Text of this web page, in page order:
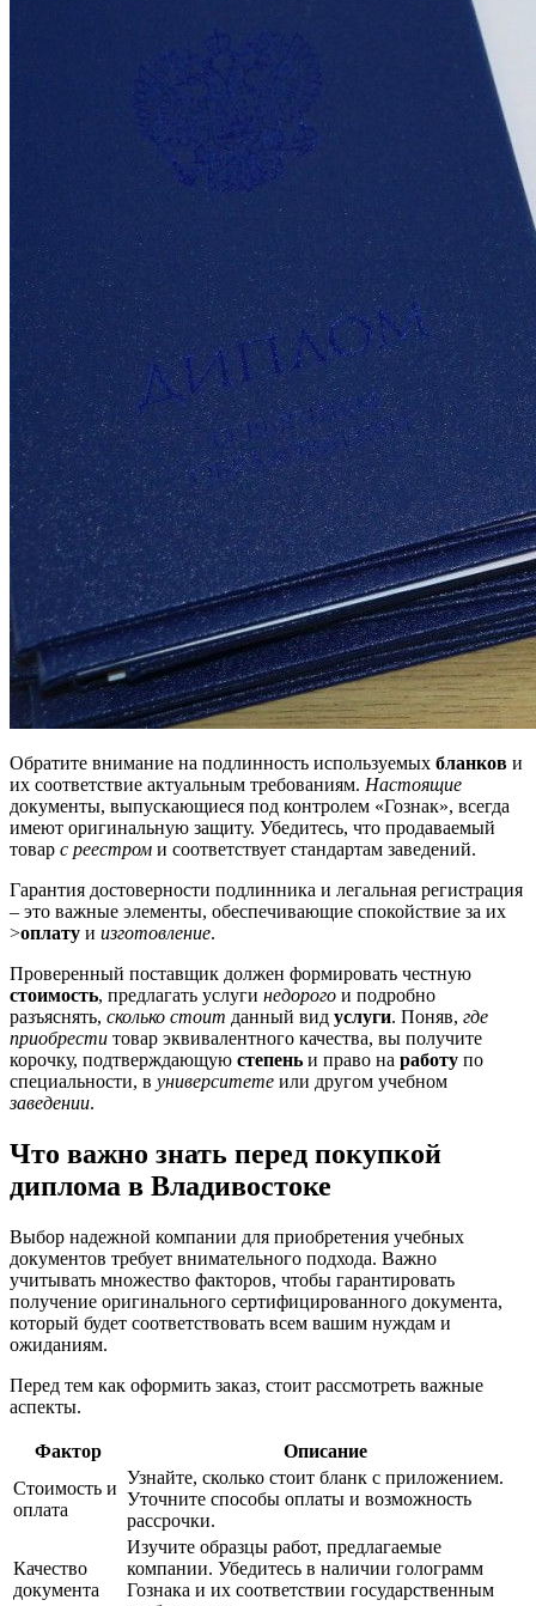
Обратите внимание на подлинность используемых бланков и
их соответствие актуальным требованиям. Настоящие
документы, выпускающиеся под контролем «Гознак», всегда
имеют оригинальную защиту. Убедитесь, что продаваемый
товар с реестром и соответствует стандартам заведений.
Гарантия достоверности подлинника и легальная регистрация
– это важные элементы, обеспечивающие спокойствие за их
>оплату и изготовление.
Проверенный поставщик должен формировать честную
стоимость, предлагать услуги недорого и подробно
разъяснять, сколько стоит данный вид услуги. Поняв, где
приобрести товар эквивалентного качества, вы получите
корочку, подтверждающую степень и право на работу по
специальности, в университете или другом учебном
заведении.
Что важно знать перед покупкой
диплома в Владивостоке
Выбор надежной компании для приобретения учебных
документов требует внимательного подхода. Важно
учитывать множество факторов, чтобы гарантировать
получение оригинального сертифицированного документа,
который будет соответствовать всем вашим нуждам и
ожиданиям.
Перед тем как оформить заказ, стоит рассмотреть важные
аспекты.
Фактор
Описание
Стоимость и
оплата
Узнайте, сколько стоит бланк с приложением.
Уточните способы оплаты и возможность
рассрочки.
Качество
документа
Изучите образцы работ, предлагаемые
компании. Убедитесь в наличии голограмм
Гознака и их соответствии государственным